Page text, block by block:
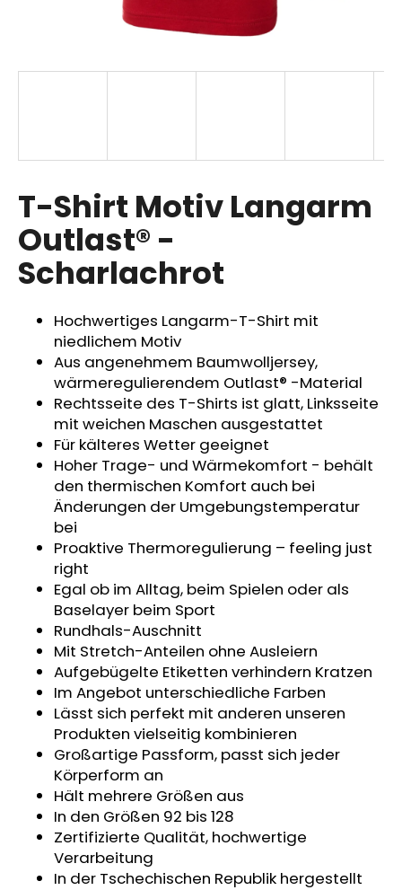
T-Shirt Motiv Langarm
Outlast® -
Scharlachrot
Hochwertiges Langarm-T-Shirt mit
niedlichem Motiv
Aus angenehmem Baumwolljersey,
wärmeregulierendem Outlast® -Material
Rechtsseite des T-Shirts ist glatt, Linksseite
mit weichen Maschen ausgestattet
Für kälteres Wetter geeignet
Hoher Trage- und Wärmekomfort - behält
den thermischen Komfort auch bei
Änderungen der Umgebungstemperatur
bei
Proaktive Thermoregulierung – feeling just
right
Egal ob im Alltag, beim Spielen oder als
Baselayer beim Sport
Rundhals-Auschnitt
Mit Stretch-Anteilen ohne Ausleiern
Aufgebügelte Etiketten verhindern Kratzen
Im Angebot unterschiedliche Farben
Lässt sich perfekt mit anderen unseren
Produkten vielseitig kombinieren
Großartige Passform, passt sich jeder
Körperform an
Hält mehrere Größen aus
In den Größen 92 bis 128
Zertifizierte Qualität, hochwertige
Verarbeitung
In der Tschechischen Republik hergestellt
SUCHEN
i
e
m
p
f
e
SWEATHOSE
DENIM
LÖWE
€32,50